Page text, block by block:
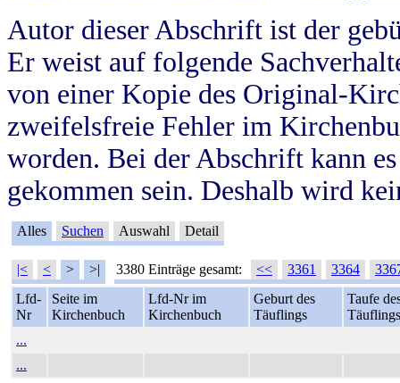
Autor dieser Abschrift ist der
Er weist auf folgende
von einer Kopie des Original-
zweifelsfreie Fehler im
worden. Bei der Abschrift kann
gekommen sein. Deshalb wird
Alles Suchen Auswahl Detail
|< < > >| 3380 Einträge gesamt: << 3361 3364
Lfd-
Nr
Seite im
Kirchenbuch
Lfd-Nr im
Kirchenbuch
Geburt des
Täuflings
Taufe
Täuflings
...
...